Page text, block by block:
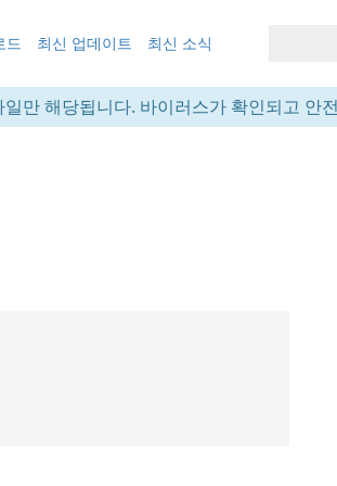
드 최신 업데이트 최신 소식
만 해당됩니다. 바이러스가 확인되고 안